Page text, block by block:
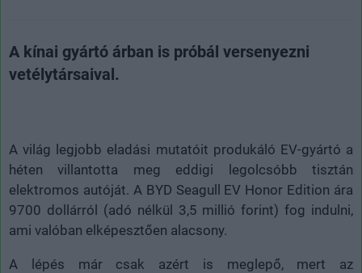
A kínai gyártó árban is próbál versenyezni
vetélytársaival.
A világ legjobb eladási mutatóit produkáló EV-gyártó a
héten villantotta meg eddigi legolcsóbb tisztán
elektromos autóját. A BYD Seagull EV Honor Edition ára
9700 dollárról (adó nélkül 3,5 millió forint) fog indulni,
ami valóban elképesztően alacsony.
A lépés már csak azért is meglepő, mert az